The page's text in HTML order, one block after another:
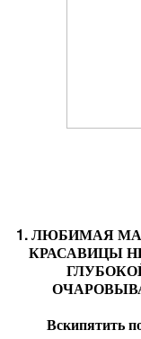
1. ЛЮБИМАЯ
КРАСАВИЦЫ
Вскипятить